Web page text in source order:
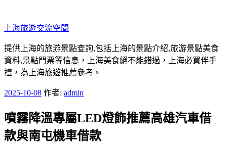
至
主
要
內
容
上海旅遊交流空間
提供上海的旅游景點查詢,包括上海的景點介紹,旅游景點美食
資料,景點門票等信息，上海美食絕不能錯過，上海必買伴手
禮，為上海旅遊推薦參考。
發
於
2025-10-08 作者: admin
噴霧降溫專屬LED燈飾推薦高雄汽車借
款與南屯機車借款